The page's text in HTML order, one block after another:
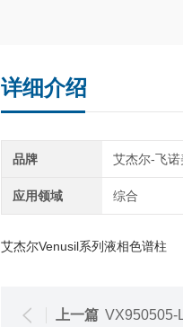
详细介绍
品牌 艾杰尔-飞诺
应用领域 综合
艾杰尔Venusil系列液相色谱柱
上一篇 VX950505-